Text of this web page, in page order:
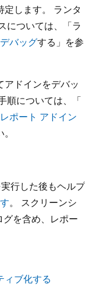
定します。 ランタ
については、「ラ
バッグする」を参
アドインをデバッ
順については、「
ポート アドイン
行した後もヘルプ
。 スクリーンシ
グを含め、レポー
ィブ化する